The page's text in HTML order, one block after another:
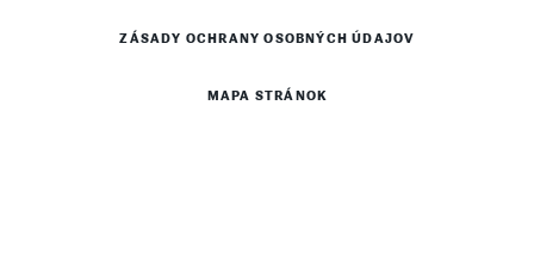
ZÁSADY OCHRANY OSOBNÝCH ÚDAJOV
MAPA STRÁNOK